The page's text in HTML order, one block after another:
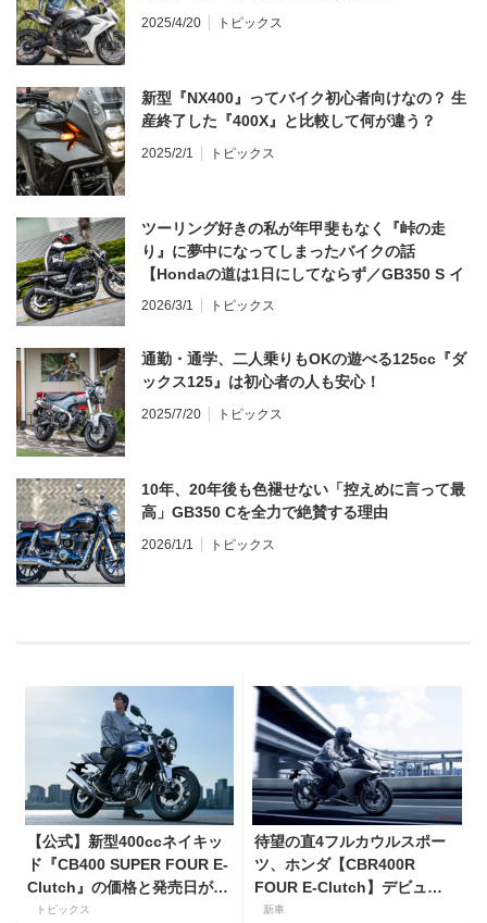
2025/4/20 トピックス
新型『NX400』ってバイク初心者向けなの？ 生
産終了した『400X』と比較して何が違う？
2025/2/1 トピックス
ツーリング好きの私が年甲斐もなく『峠の走
り』に夢中になってしまったバイクの話
【Hondaの道は1日にしてならず／GB350 S イ
ンプレ・レビュー 前編】
2026/3/1 トピックス
通勤・通学、二人乗りもOKの遊べる125cc『ダ
ックス125』は初心者の人も安心！
2025/7/20 トピックス
10年、20年後も色褪せない「控えめに言って最
高」GB350 Cを全力で絶賛する理由
2026/1/1 トピックス
【公式】新型400ccネイキッ
ド『CB400 SUPER FOUR E-
Clutch』の価格と発売日が決
定！ シリーズ最高58馬力＆
トピックス
待望の直4フルカウルスポー
ツ、ホンダ【CBR400R
FOUR E-Clutch】デビュ
ー！ 価格119万9000円で9
新車